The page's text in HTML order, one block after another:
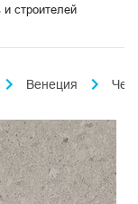
строителей
Венеция